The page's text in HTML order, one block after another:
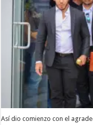
Así dio comienzo con el